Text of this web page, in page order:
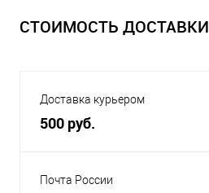
СТОИМОСТЬ ДОСТАВКИ
Доставка курьером
500 руб.
Почта России